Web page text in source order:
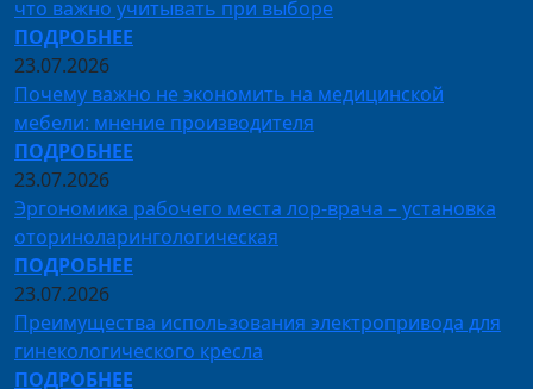
что важно учитывать при выборе
ПОДРОБНЕЕ
23.07.2026
Почему важно не экономить на медицинской
мебели: мнение производителя
ПОДРОБНЕЕ
23.07.2026
Эргономика рабочего места лор-врача – установка
оториноларингологическая
ПОДРОБНЕЕ
23.07.2026
Преимущества использования электропривода для
гинекологического кресла
ПОДРОБНЕЕ